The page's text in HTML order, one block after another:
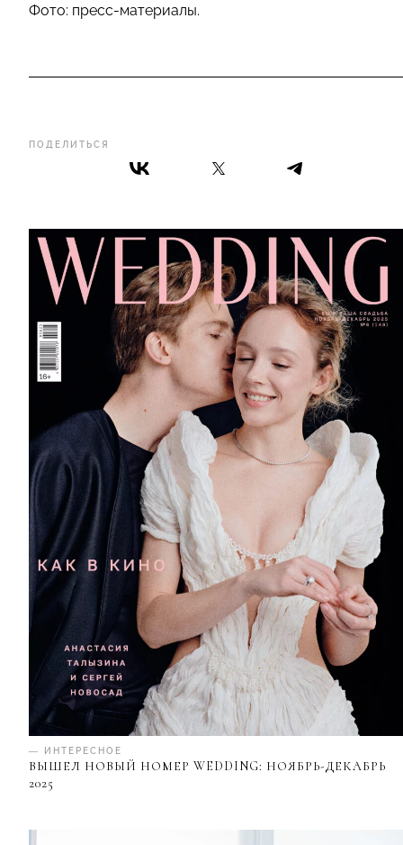
ПОДЕЛИТЬСЯ
— ИНТЕРЕСНОЕ
ВЫШЕЛ НОВЫЙ НОМЕР WEDDING: НОЯБРЬ-ДЕКАБРЬ
2025
Фото: пресс-материалы.